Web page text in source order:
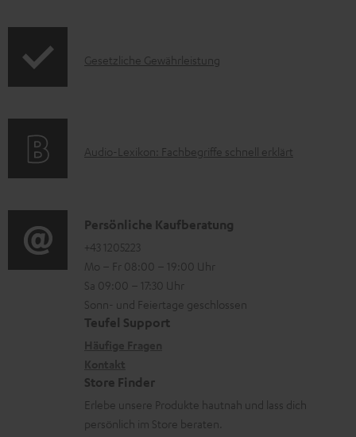
e
H
u
n
t
e
r
a
d
e
u
A
I
r
t
i
o
n
e
u
r
Gesetzliche Gewährleistung
A
i
o
-
L
e
k
o
Audio-Lexikon: Fachbegriffe schnell erklärt
K
o
n
t
a
d
a
Persönliche Kaufberatung
+43 1205223
Mo – Fr 08:00 – 19:00 Uhr
Sa 09:00 – 17:30 Uhr
Sonn- und Feiertage geschlossen
Teufel Support
Store Finder
Erlebe unsere Produkte hautnah und lass dich
persönlich im Store beraten.